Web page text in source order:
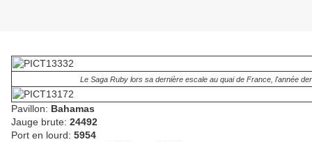
Le Saga Ruby lors sa dernière escale au quai de France, l'année
Pavillon: Bahamas
Jauge brute: 24492
Port en lourd: 5954